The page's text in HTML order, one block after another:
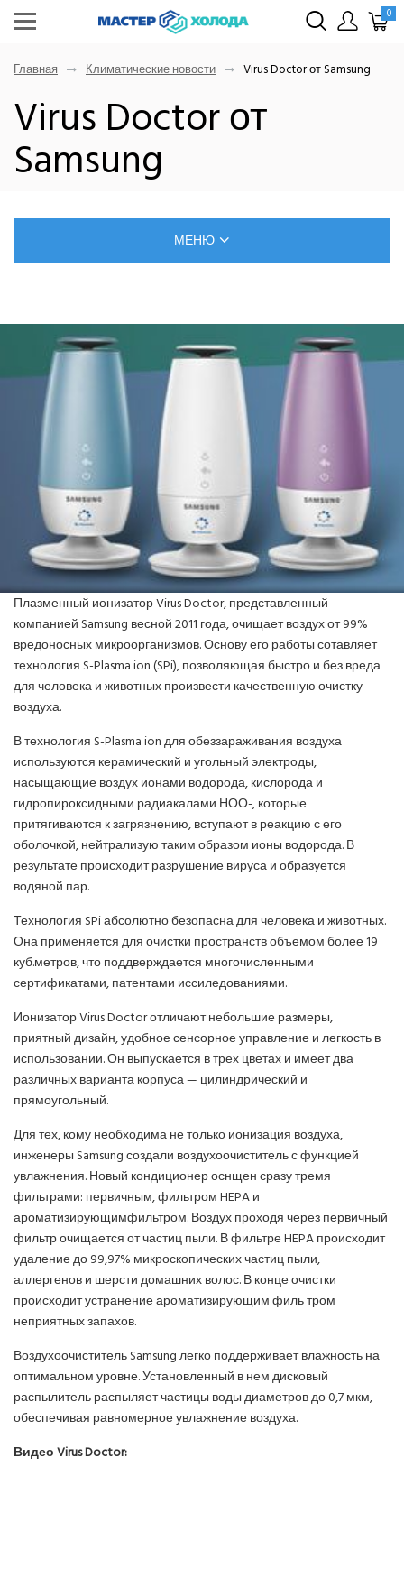
0
Главная Климатические новости Virus Doctor от Samsung
Virus Doctor от
Samsung
МЕНЮ
САМОСТОЯТЕЛЬНЫЙ МОНТАЖ КОНДИЦИОНЕРОВ
ПОЗНАВАТЕЛЬНЫЕ СТАТЬИ
ИНВЕРТОРНЫЕ КОНДИЦИОНЕРЫ
СПРАВОЧНЫЕ МАТЕРИАЛЫ
КОНДИЦИОНИРОВАНИЕ СЕРВЕРНОЙ
ИСТОРИЯ БРЕНДОВ
Плазменный ионизатор Virus Doctor, представленный
компанией Samsung весной 2011 года, очищает воздух от 99%
вредоносных микроорганизмов. Основу его работы сотавляет
технология S-Plasma ion (SPi), позволяющая быстро и без вреда
для человека и животных произвести качественную очистку
воздуха.
В технология S-Plasma ion для обеззараживания воздуха
используются керамический и угольный электроды,
насыщающие воздух ионами водорода, кислорода и
гидропироксидными радиакалами НОО-, которые
притягиваются к загрязнению, вступают в реакцию с его
оболочкой, нейтрализую таким образом ионы водорода. В
результате происходит разрушение вируса и образуется
водяной пар.
Технология SPi абсолютно безопасна для человека и животных.
Она применяется для очистки пространств объемом более 19
куб.метров, что поддверждается многочисленными
сертификатами, патентами иссиледованиями.
Ионизатор Virus Doctor отличают небольшие размеры,
приятный дизайн, удобное сенсорное управление и легкость в
использовании. Он выпускается в трех цветах и имеет два
различных варианта корпуса — цилиндрический и
прямоугольный.
Для тех, кому необходима не только ионизация воздуха,
инженеры Samsung создали воздухоочиститель с функцией
увлажнения. Новый кондиционер оснщен сразу тремя
фильтрами: первичным, фильтром HEPA и
ароматизирующимфильтром. Воздух проходя через первичный
фильтр очищается от частиц пыли. В фильтре HEPA происходит
удаление до 99,97% микроскопических частиц пыли,
аллергенов и шерсти домашних волос. В конце очистки
происходит устранение ароматизирующим филь тром
неприятных запахов.
Воздухоочиститель Samsung легко поддерживает влажность на
оптимальном уровне. Установленный в нем дисковый
распылитель распыляет частицы воды диаметров до 0,7 мкм,
обеспечивая равномерное увлажнение воздуха.
Видео Virus Doctor: